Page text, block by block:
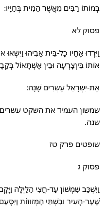
בְּמוֹתוֹ רַבִּים מֵאֲשֶׁר הֵמִית בְּחַיָּיו:
פסוק לא
וַיֵּרְדוּ אֶחָיו כָל-בֵּית אָבִיהוּ וַיִּשְאוּ
אוֹתוֹ בֵּיןצָרְעָה וּבֵין אֶשְׁתָּאוֹל
אֶת-יִשְרָאֵל עֶשְרִים שָׁנָה:
שמשון העמיד את השקט
שנה.
שופטים פרק טז
פסוק ג
וַיִּשְׁכַּב שִׁמְשׁוֹן עַד-חֲצִי הַלַּיְלָה
שַׁעַר-הָעִיר וּבִשְׁתֵּי הַמְּזוּזוֹת